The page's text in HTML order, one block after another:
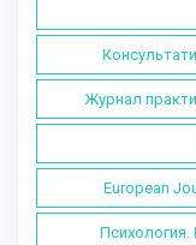
Журнал
European